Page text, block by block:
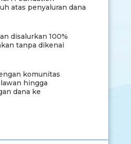
atas penyaluran dana
disalurkan 100%
tanpa dikenai
komunitas
hingga
dana ke